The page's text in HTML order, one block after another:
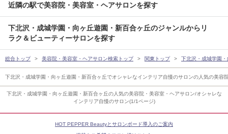
下北沢・成城学園・向ヶ丘遊園・新百合ヶ丘の人気の美容院・美容室・ヘアサロン/オシャレな
インテリア自慢のサロン(1/1ページ)
近隣の駅で美容院・美容室・ヘアサロンを探す
下北沢・成城学園・向ヶ丘遊園・新百合ヶ丘のジャンルからリ
ラク＆ビューティーサロンを探す
総合トップ 美容院・美容室・ヘアサロン検索トップ 関東トップ 下北沢・成城学園
下北沢・成城学園・向ヶ丘遊園・新百合ヶ丘でオシャレなインテリア自慢のサロンの人気の美
HOT PEPPER Beautyとサロンボード導入のご案内